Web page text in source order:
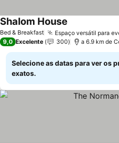
Bed & Breakfast Espaço versátil para
Shalom House
9,0 Excelente 300 a 6.9 km de
Selecione as datas para ver os
exatos.